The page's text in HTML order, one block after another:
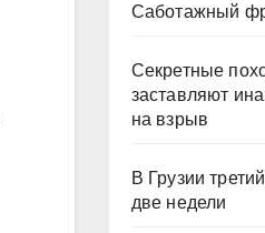
Саботажный
Секретные
заставляют
на взрыв
В Грузии
две недели